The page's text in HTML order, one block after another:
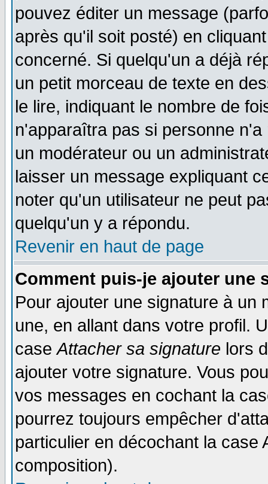
pouvez éditer un message
après qu'il soit posté) en
concerné. Si quelqu'un a déjà
un petit morceau de texte en
le lire, indiquant le nombre de
n'apparaîtra pas si personne
un modérateur ou un
laisser un message expliquant
noter qu'un utilisateur ne peut
quelqu'un y a répondu.
Revenir en haut de page
Comment puis-je ajouter une
Pour ajouter une signature à un
une, en allant dans votre profil.
caseAttacher sa signature lors
ajouter votre signature. Vous
vos messages en cochant la
pourrez toujours empêcher
particulier en décochant la
composition).